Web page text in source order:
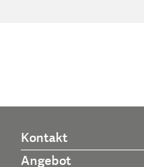
Kontakt
Angebot